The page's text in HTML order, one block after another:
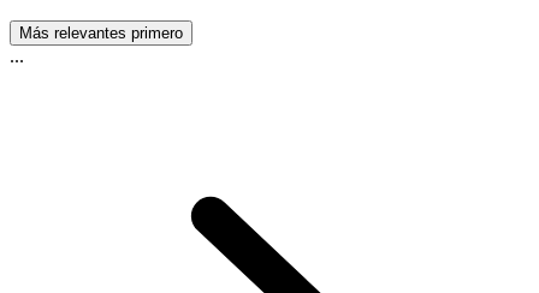
Más relevantes primero
...